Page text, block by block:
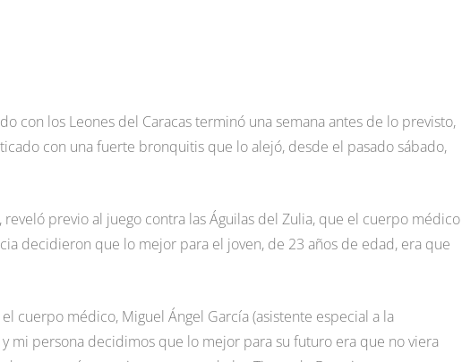
con los Leones del Caracas terminó una semana antes de lo previsto,
con una fuerte bronquitis que lo alejó, desde el pasado sábado,
previo al juego contra las Águilas del Zulia, que el cuerpo médico
decidieron que lo mejor para el joven, de 23 años de edad, era que
cuerpo médico, Miguel Ángel García (asistente especial a la
mi persona decidimos que lo mejor para su futuro era que no viera